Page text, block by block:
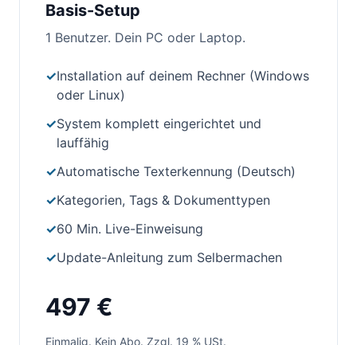
Basis-Setup
1 Benutzer. Dein PC oder Laptop.
✓Installation auf deinem Rechner (Windows
oder Linux)
✓System komplett eingerichtet und
lauffähig
✓Automatische Texterkennung (Deutsch)
✓Kategorien, Tags & Dokumenttypen
✓60 Min. Live-Einweisung
✓Update-Anleitung zum Selbermachen
497 €
Einmalig. Kein Abo. Zzgl. 19 % USt.